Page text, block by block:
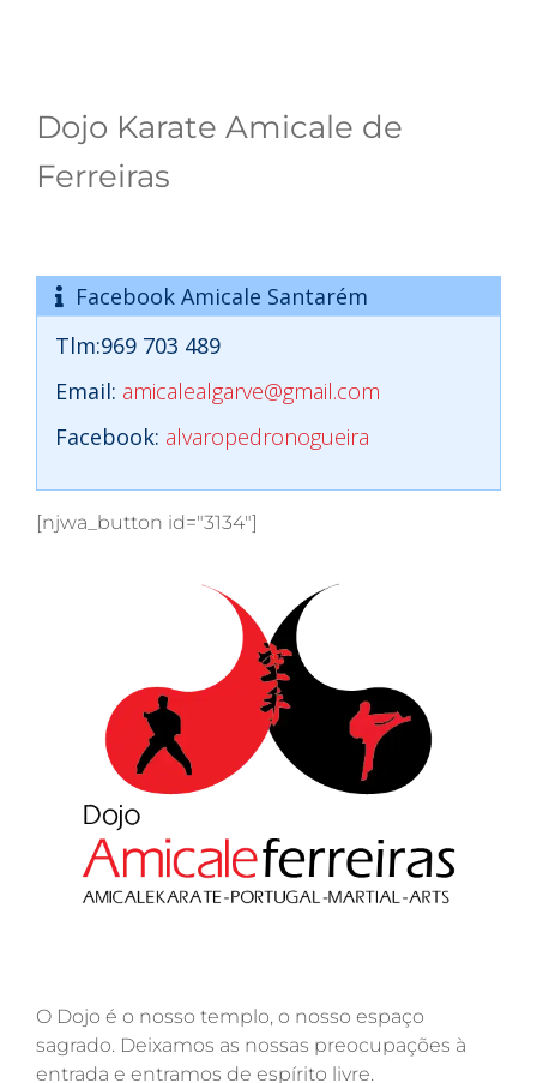
Dojo Karate Amicale de
Ferreiras
Facebook Amicale Santarém
Tlm:969 703 489
Email: amicalealgarve@gmail.com
Facebook: alvaropedronogueira
[njwa_button id="3134"]
O Dojo é o nosso templo, o nosso espaço
sagrado. Deixamos as nossas preocupações à
entrada e entramos de espírito livre.